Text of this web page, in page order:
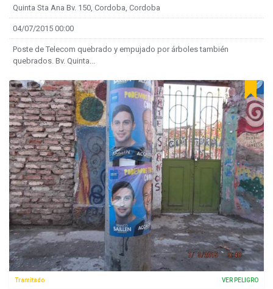
Quinta Sta Ana Bv. 150, Cordoba, Cordoba
04/07/2015 00:00
Poste de Telecom quebrado y empujado por árboles también
quebrados. Bv. Quinta...
Tramitado VER PELIGRO